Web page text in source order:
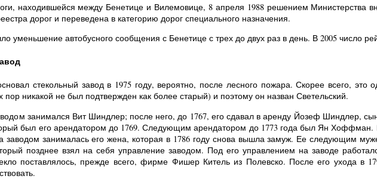
находившейся между Бенетице и Вилемовице, 8 апреля 1988 решением Министерства
дорог и переведена в категорию дорог специального назначения.
уменьшение автобусного сообщения с Бенетице с трех до двух раз в день. В 2005 число
стекольный завод в 1975 году, вероятно, после лесного пожара. Скорее всего, это
пор никакой не был подтвержден как более старый) и поэтому он назван Светельский.
занимался Вит Шиндлер; после него, до 1767, его сдавал в аренду Йозеф Шиндлер,
был его арендатором до 1769. Следующим арендатором до 1773 года был Ян Хоффман.
занималась его жена, которая в 1786 году снова вышла замуж. Ее следующим
позднее взял на себя управление заводом. Под его управлением на заводе
поставлялось, прежде всего, фирме Фишер Китель из Полевско. После его ухода в